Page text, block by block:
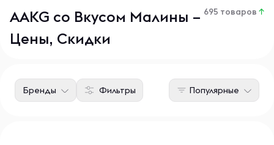
AAKG со Вкусом Малины –
Цены, Скидки
695 товаров ↑
Фильтры
Бренды Популярные